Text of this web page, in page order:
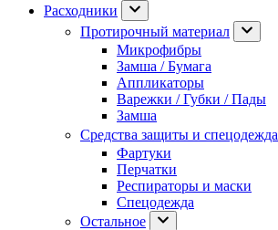
Расходники
Протирочный материал
Микрофибры
Замша / Бумага
Аппликаторы
Варежки / Губки / Пады
Замша
Средства защиты и спецодежда
Фартуки
Перчатки
Респираторы и маски
Спецодежда
Остальное